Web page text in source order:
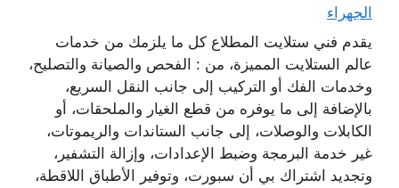
الجهراء
يقدم فني ستلايت المطلاع كل ما يلزمك من خدمات
عالم الستلايت المميزة، من : الفحص والصيانة والتصليح،
وخدمات الفك أو التركيب إلى جانب النقل السريع،
بالإضافة إلى ما يوفره من قطع الغيار والملحقات، أو
الكابلات والوصلات، إلى جانب الستاندات والريموتات،
غير خدمة البرمجة وضبط الإعدادات، وإزالة التشفير،
وتجديد اشتراك بي أن سبورت، وتوفير الأطباق اللاقطة،